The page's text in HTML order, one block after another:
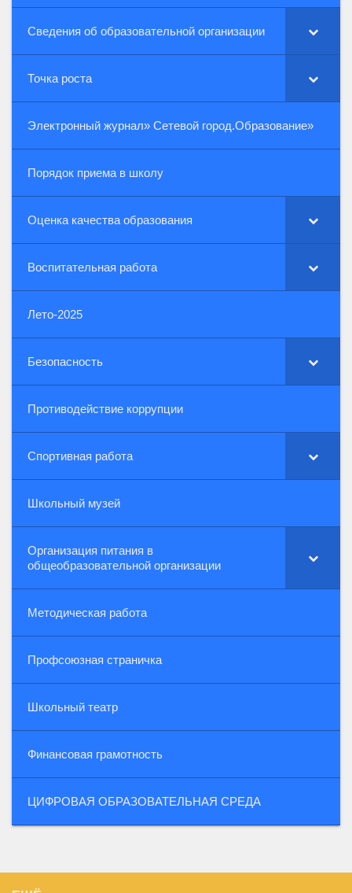
Сведения об образовательной организации
Точка роста
Электронный журнал» Сетевой город.Образование»
Порядок приема в школу
Оценка качества образования
Воспитательная работа
Лето-2025
Безопасность
Противодействие коррупции
Спортивная работа
Школьный музей
Организация питания в
общеобразовательной организации
Методическая работа
Профсоюзная страничка
Школьный театр
Финансовая грамотность
ЦИФРОВАЯ ОБРАЗОВАТЕЛЬНАЯ СРЕДА